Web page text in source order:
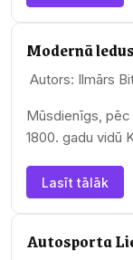
Modernā
Autors: Ilmārs
Mūsdienīgs,
1800. gadu vidū
Lasīt tālāk
Autosporta